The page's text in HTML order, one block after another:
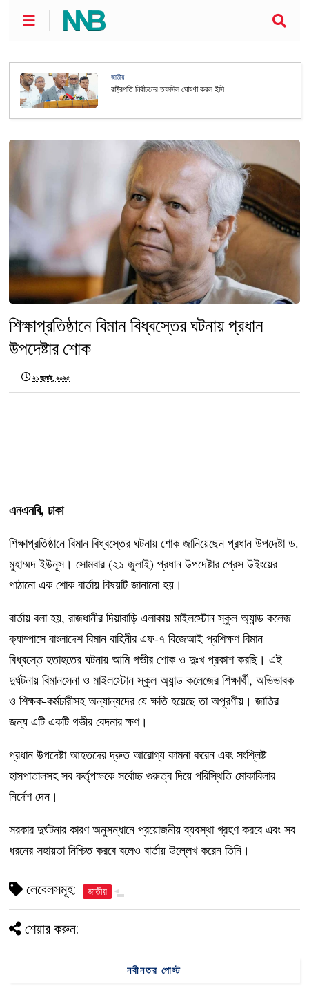
জাতীয়
রাষ্ট্রপতি নির্বাচনের তফসিল ঘোষণা করল ইসি
শিক্ষাপ্রতিষ্ঠানে বিমান বিধ্বস্তের ঘটনায় প্রধান
উপদেষ্টার শোক
২১ জুলাই, ২০২৫
এনএনবি, ঢাকা
শিক্ষাপ্রতিষ্ঠানে বিমান বিধ্বস্তের ঘটনায় শোক জানিয়েছেন প্রধান উপদেষ্টা ড.
মুহাম্মদ ইউনূস। সোমবার (২১ জুলাই) প্রধান উপদেষ্টার প্রেস উইংয়ের
পাঠানো এক শোক বার্তায় বিষয়টি জানানো হয়।
বার্তায় বলা হয়, রাজধানীর দিয়াবাড়ি এলাকায় মাইলস্টোন স্কুল অ্যান্ড কলেজ
ক‍্যাম্পাসে বাংলাদেশ বিমান বাহিনীর এফ-৭ বিজেআই প্রশিক্ষণ বিমান
বিধ্বস্তে হতাহতের ঘটনায় আমি গভীর শোক ও দুঃখ প্রকাশ করছি। এই
দুর্ঘটনায় বিমানসেনা ও মাইলস্টোন স্কুল অ্যান্ড কলেজের শিক্ষার্থী, অভিভাবক
ও শিক্ষক-কর্মচারীসহ অন্যান্যদের যে ক্ষতি হয়েছে তা অপূরণীয়। জাতির
জন্য এটি একটি গভীর বেদনার ক্ষণ।
প্রধান উপদেষ্টা আহতদের দ্রুত আরোগ্য কামনা করেন এবং সংশ্লিষ্ট
হাসপাতালসহ সব কর্তৃপক্ষকে সর্বোচ্চ গুরুত্ব দিয়ে পরিস্থিতি মোকাবিলার
নির্দেশ দেন।
সরকার দুর্ঘটনার কারণ অনুসন্ধানে প্রয়োজনীয় ব্যবস্থা গ্রহণ করবে এবং সব
ধরনের সহায়তা নিশ্চিত করবে বলেও বার্তায় উল্লেখ করেন তিনি।
লেবেলসমূহ: জাতীয়
শেয়ার করুন:
নবীনতর পোস্ট